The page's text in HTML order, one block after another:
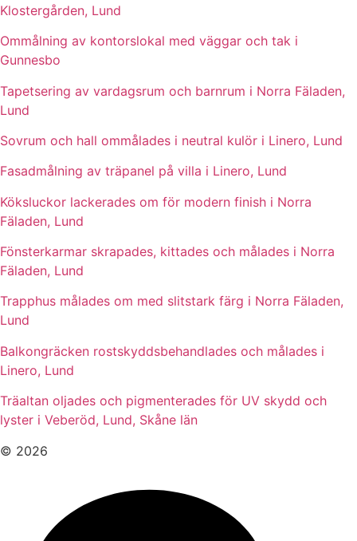
Klostergården, Lund
Ommålning av kontorslokal med väggar och tak i
Gunnesbo
Tapetsering av vardagsrum och barnrum i Norra Fäladen,
Lund
Sovrum och hall ommålades i neutral kulör i Linero, Lund
Fasadmålning av träpanel på villa i Linero, Lund
Köksluckor lackerades om för modern finish i Norra
Fäladen, Lund
Fönsterkarmar skrapades, kittades och målades i Norra
Fäladen, Lund
Trapphus målades om med slitstark färg i Norra Fäladen,
Lund
Balkongräcken rostskyddsbehandlades och målades i
Linero, Lund
Träaltan oljades och pigmenterades för UV skydd och
lyster i Veberöd, Lund, Skåne län
© 2026